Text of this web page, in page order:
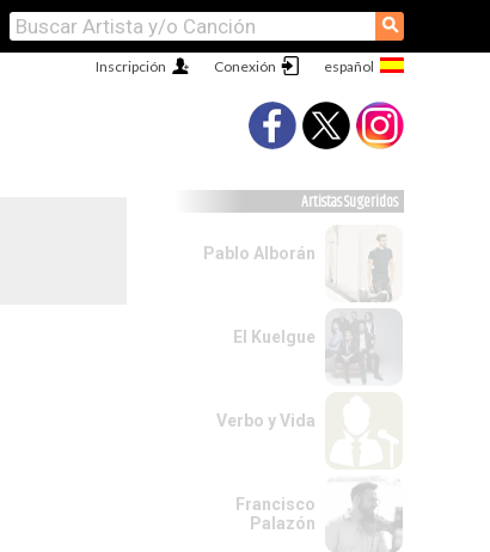
⚲
Conexión
Inscripción
Artistas Sugeridos
Pablo Alborán
El Kuelgue
Verbo y Vida
Francisco
Palazón